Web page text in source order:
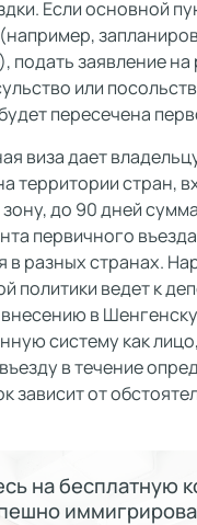
Если основной
подать заявление
или
пересечена
виза дает
территории стран,
до 90 дней
первичного
в разных странах.
политики ведет к
в
систему как
в течение
зависит от
на бесплатную